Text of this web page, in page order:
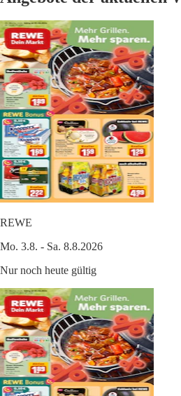
REWE
Mo. 3.8. - Sa. 8.8.2026
Nur noch heute gültig